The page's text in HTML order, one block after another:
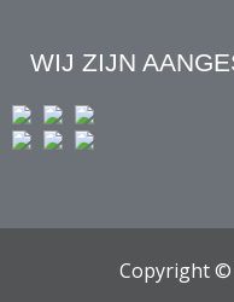
WIJ ZIJN
Copyright ©